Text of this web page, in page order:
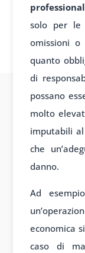
solo per le
omissioni
quanto
di
possano
molto
imputabili
che
danno.
Ad
economica
caso di